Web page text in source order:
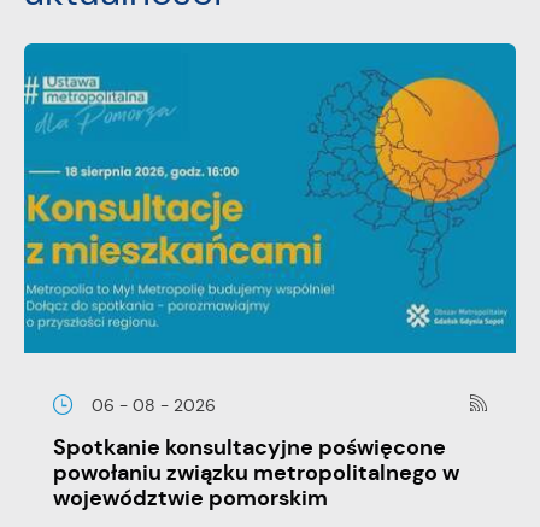
06 - 08 - 2026
Spotkanie konsultacyjne poświęcone
powołaniu związku metropolitalnego w
województwie pomorskim